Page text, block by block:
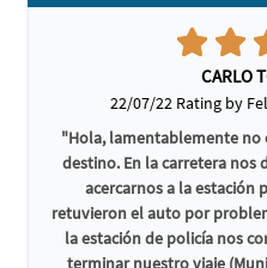
CARLO
22/07/22 Rating by
"Hola, lamentablemente no
destino. En la carretera
acercarnos a la estación
retuvieron el auto por
la estación de policía nos
terminar nuestro viaje